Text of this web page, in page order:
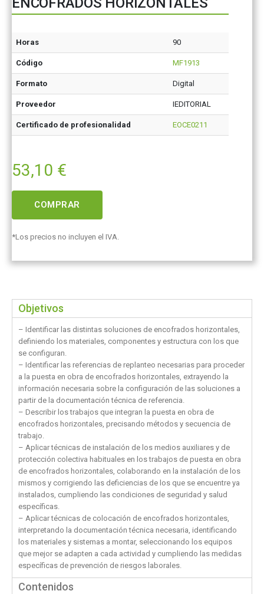
Horas 90
Código MF1913
Formato Digital
Proveedor IEDITORIAL
Certificado de profesionalidad EOCE0211
53,10 €
COMPRAR
*Los precios no incluyen el IVA.
Objetivos
– Identificar las distintas soluciones de encofrados horizontales,
definiendo los materiales, componentes y estructura con los que
se configuran.
– Identificar las referencias de replanteo necesarias para proceder
a la puesta en obra de encofrados horizontales, extrayendo la
información necesaria sobre la configuración de las soluciones a
partir de la documentación técnica de referencia.
– Describir los trabajos que integran la puesta en obra de
encofrados horizontales, precisando métodos y secuencia de
trabajo.
– Aplicar técnicas de instalación de los medios auxiliares y de
protección colectiva habituales en los trabajos de puesta en obra
de encofrados horizontales, colaborando en la instalación de los
mismos y corrigiendo las deficiencias de los que se encuentre ya
instalados, cumpliendo las condiciones de seguridad y salud
específicas.
– Aplicar técnicas de colocación de encofrados horizontales,
interpretando la documentación técnica necesaria, identificando
los materiales y sistemas a montar, seleccionando los equipos
que mejor se adapten a cada actividad y cumpliendo las medidas
específicas de prevención de riesgos laborales.
Contenidos